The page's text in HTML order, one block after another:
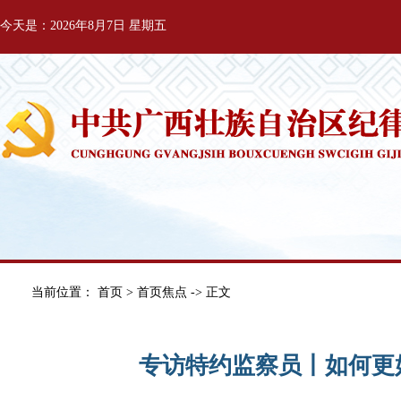
今天是：2026年8月7日 星期五
当前位置： 首页 > 首页焦点 -> 正文
专访特约监察员丨如何